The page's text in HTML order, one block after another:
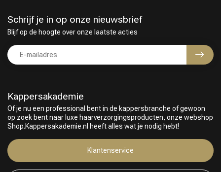
Kappersakademie
Of je nu een professional bent in de kappersbranche of gewoon
op zoek bent naar luxe haarverzorgingsproducten, onze webshop
Shop.Kappersakademie.nl heeft alles wat je nodig hebt!
Klantenservice
Schrijf je in op onze nieuwsbrief
Blijf op de hoogte over onze laatste acties